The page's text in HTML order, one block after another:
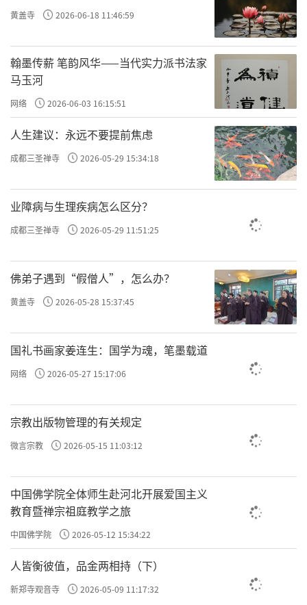
黄盖寺 2026-06-18 11:46:59
翰墨传薪 笔韵风华——当代实力派书法家
马玉河
网络 2026-06-03 16:15:51
人生建议：永远不要提前焦虑
成都三圣禅寺 2026-05-29 15:34:18
业障病与生理疾病怎么区分？
成都三圣禅寺 2026-05-29 11:51:25
佛弟子遇到“假僧人”，怎么办？
黄盖寺 2026-05-28 15:37:45
国礼书画家姜连生：国学为魂，笔墨载道
网络 2026-05-27 15:17:06
宗教出版物管理的有关规定
微言宗教 2026-05-15 11:03:12
中国佛学院全体师生赴河北开展爱国主义
教育暨禅宗祖庭教学之旅
中国佛学院 2026-05-12 15:34:22
人皆衡彼值，品金两相持（下）
新郑寺观音寺 2026-05-09 11:17:32